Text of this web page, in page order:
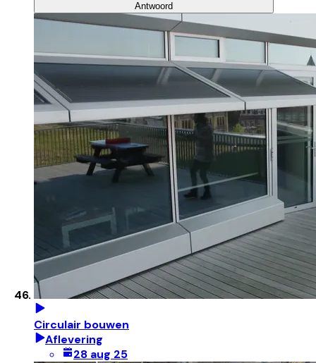
Antwoord
Circulair bouwen
Aflevering
28 aug 25